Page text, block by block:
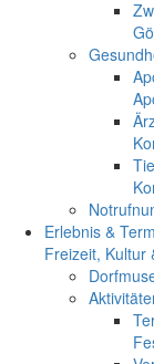
Erlebnis &
Freizeit, Kultur